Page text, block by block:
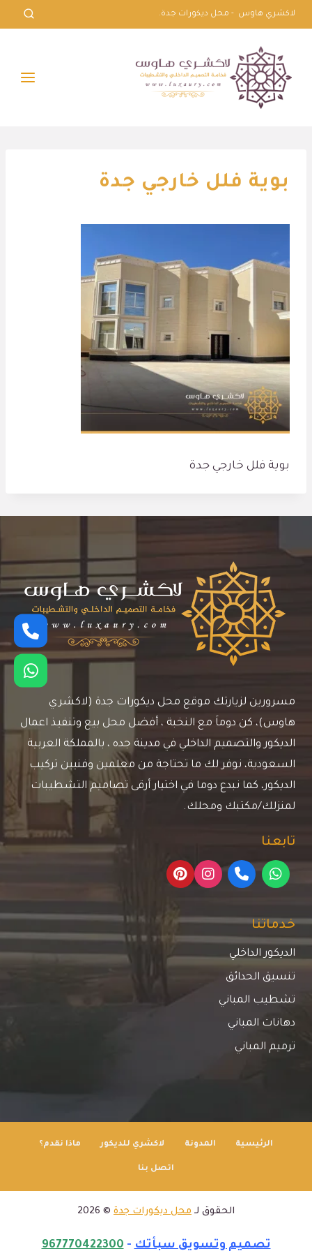
التجاوز
إلى
المحتوى
لاكشري هاوس - محل ديكورات جدة.
بوية فلل خارجي جدة
بوية فلل خارجي جدة
مسرورين لزيارتك موقع محل ديكورات جدة (لاكشري
هاوس)، كن دوماَ مع النخبة ، أفضل محل بيع وتنفيذ اعمال
الديكور والتصميم الداخلي في مدينة جده ، بالمملكة العربية
السعودية، نوفر لك ما تحتاجة من معلمين وفنيين تركيب
الديكور، كما نبدع دوما في اختيار أرقى تصاميم التشطيبات
لمنزلك/مكتبك ومحلك.
تابعنا
خدماتنا
الديكور الداخلي
تنسيق الحدائق
تشطيب المباني
دهانات المباني
ترميم المباني
الرئيسية المدونة لاكشري للديكور ماذا نقدم؟
اتصل بنا
الحقوق لـ محل ديكورات جدة © 2026
تصميم وتسويق سبأتك-
967770422300